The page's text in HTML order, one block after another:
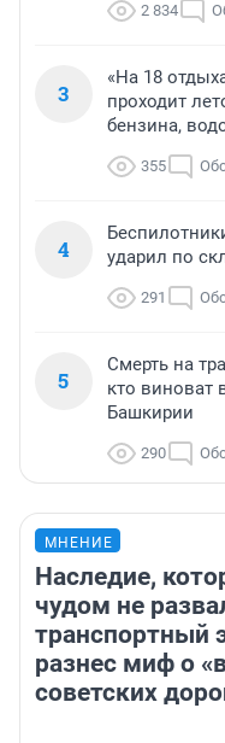
2 834
3
«На 18
проходит
бензина,
355
4
ударил по
291
5
Смерть на
кто виноват
Башкирии
290
МНЕНИЕ
Наследие,
чудом не
транспортный
разнес миф о
советских